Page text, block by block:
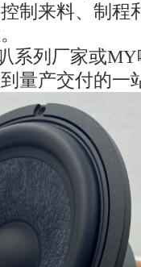
制来料、制程
列厂家或MY
量产交付的一